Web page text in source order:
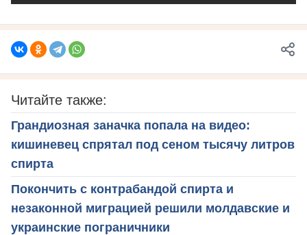
Читайте также:
Грандиозная заначка попала на видео:
кишиневец спрятал под сеном тысячу литров
спирта
Покончить с контрабандой спирта и
незаконной миграцией решили молдавские и
украинские пограничники